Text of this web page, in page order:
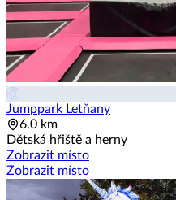
Jumppark Letňany
6.0 km
Dětská hřiště a herny
Zobrazit místo
Zobrazit místo